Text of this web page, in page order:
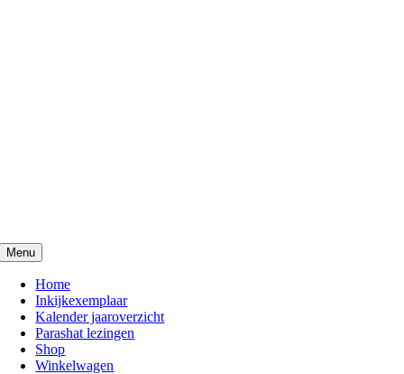
Menu
Home
Inkijkexemplaar
Kalender jaaroverzicht
Parashat lezingen
Shop
Winkelwagen